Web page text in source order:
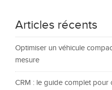
Articles récents
Optimiser un véhicule
mesure
CRM : le guide complet pour